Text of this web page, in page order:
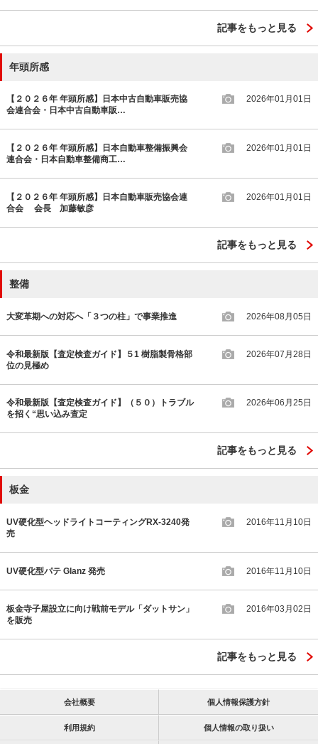
記事をもっと見る
年頭所感
【２０２６年 年頭所感】日本中古自動車販売協
会連合会・日本中古自動車販…
2026年01月01日
【２０２６年 年頭所感】日本自動車整備振興会
連合会・日本自動車整備商工…
2026年01月01日
【２０２６年 年頭所感】日本自動車販売協会連
合会 会長 加藤敏彦
2026年01月01日
記事をもっと見る
整備
大変革期への対応へ「３つの柱」で事業推進 2026年08月05日
令和最新版【査定検査ガイド】５1 樹脂製骨格部
位の見極め
2026年07月28日
令和最新版【査定検査ガイド】（５０）トラブル
を招く“思い込み査定
2026年06月25日
記事をもっと見る
板金
UV硬化型ヘッドライトコーティングRX-3240発
売
2016年11月10日
UV硬化型パテ Glanz 発売 2016年11月10日
板金寺子屋設立に向け戦前モデル「ダットサン」
を販売
2016年03月02日
記事をもっと見る
会社概要 個人情報保護方針
利用規約 個人情報の取り扱い